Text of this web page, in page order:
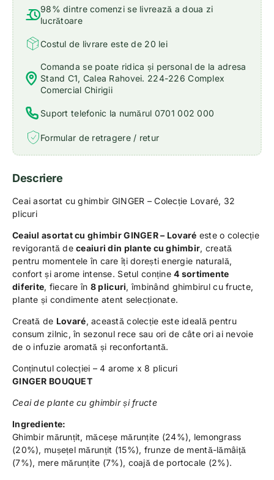
98% dintre comenzi se livrează a doua zi
lucrătoare
Costul de livrare este de 20 lei
Comanda se poate ridica și personal de la adresa
Stand C1, Calea Rahovei. 224-226 Complex
Comercial Chirigii
Suport telefonic la numărul 0701 002 000
Formular de retragere / retur
Descriere
Ceai asortat cu ghimbir GINGER – Colecție Lovaré, 32
plicuri
Ceaiul asortat cu ghimbir GINGER – Lovaré este o colecție
revigorantă deceaiuri din plante cu ghimbir, creată
pentru momentele în care îți dorești energie naturală,
confort și arome intense. Setul conține4 sortimente
diferite, fiecare în 8 plicuri, îmbinând ghimbirul cu fructe,
plante și condimente atent selecționate.
Creată de Lovaré, această colecție este ideală pentru
consum zilnic, în sezonul rece sau ori de câte ori ai nevoie
de o infuzie aromată și reconfortantă.
Conținutul colecției – 4 arome x 8 plicuri
GINGER BOUQUET
Ceai de plante cu ghimbir și fructe
Ingrediente:
Ghimbir mărunțit, măceșe mărunțite (24%), lemongrass
(20%), mușețel mărunțit (15%), frunze de mentă-lămâiță
(7%), mere mărunțite (7%), coajă de portocale (2%).